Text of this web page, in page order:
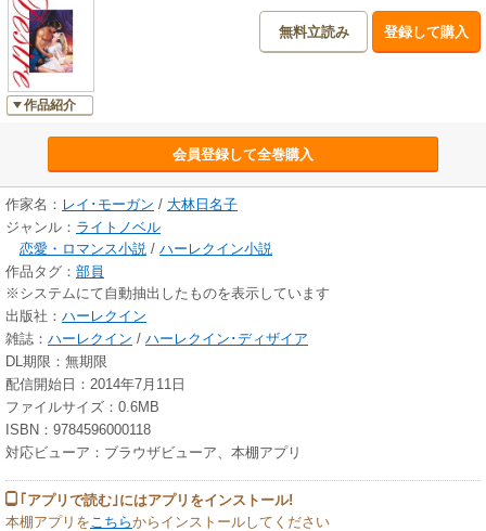
作品紹介
無料立読み 登録して購入
会員登録して全巻購入
作家名： レイ･モーガン / 大林日名子
ジャンル： ライトノベル
恋愛・ロマンス小説 / ハーレクイン小説
作品タグ： 部員
※システムにて自動抽出したものを表示しています
出版社： ハーレクイン
雑誌： ハーレクイン / ハーレクイン･ディザイア
DL期限：無期限
配信開始日：2014年7月11日
ファイルサイズ：0.6MB
ISBN：9784596000118
対応ビューア：ブラウザビューア、本棚アプリ
｢アプリで読む｣にはアプリをインストール!
本棚アプリを こちらからインストールしてください